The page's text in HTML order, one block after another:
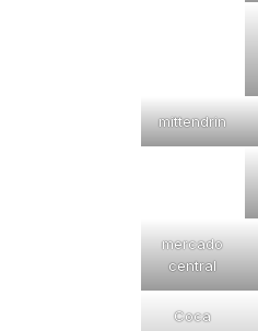
mittendrin
mercado
central
Coca